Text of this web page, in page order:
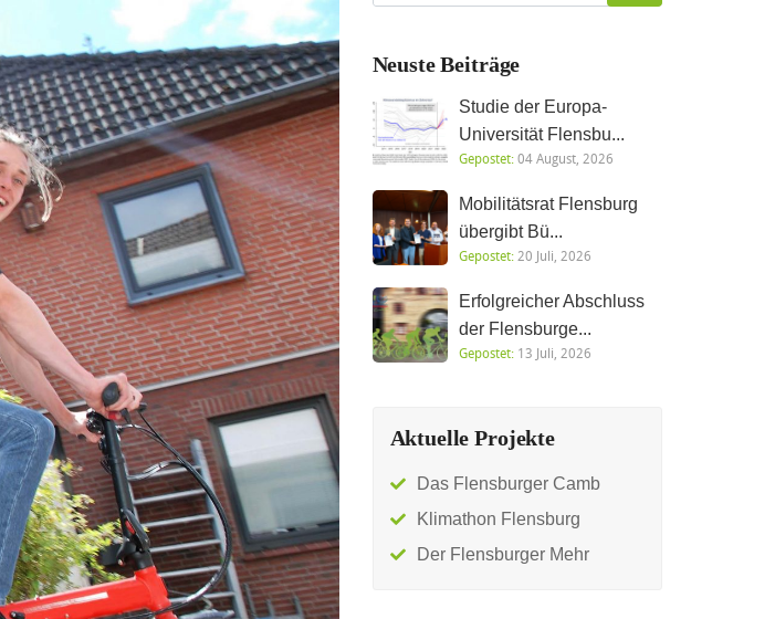
Neuste Beiträge
Studie der Europa-
Universität Flensbu...
Gepostet:04 August, 2026
Mobilitätsrat Flensburg
übergibt Bü...
Gepostet:20 Juli, 2026
Erfolgreicher Abschluss
der Flensburge...
Gepostet:13 Juli, 2026
Aktuelle Projekte
Das Flensburger Camb
Klimathon Flensburg
Der Flensburger Mehr